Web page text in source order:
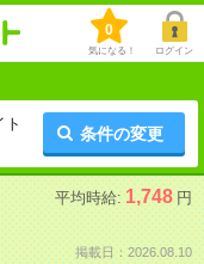
0
気になる！ ログイン
条件の変更
平均時給: 1,748 円
掲載日：2026.08.10